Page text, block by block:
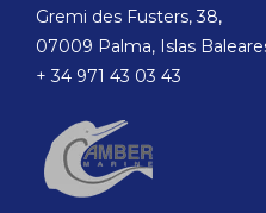
Gremi des Fusters, 38,
07009 Palma, Islas
+ 34 971 43 03 43